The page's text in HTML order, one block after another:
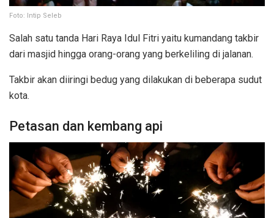
Foto: Intip Seleb
Salah satu tanda Hari Raya Idul Fitri yaitu kumandang takbir
dari masjid hingga orang-orang yang berkeliling di jalanan.
Takbir akan diiringi bedug yang dilakukan di beberapa sudut
kota.
Petasan dan kembang api